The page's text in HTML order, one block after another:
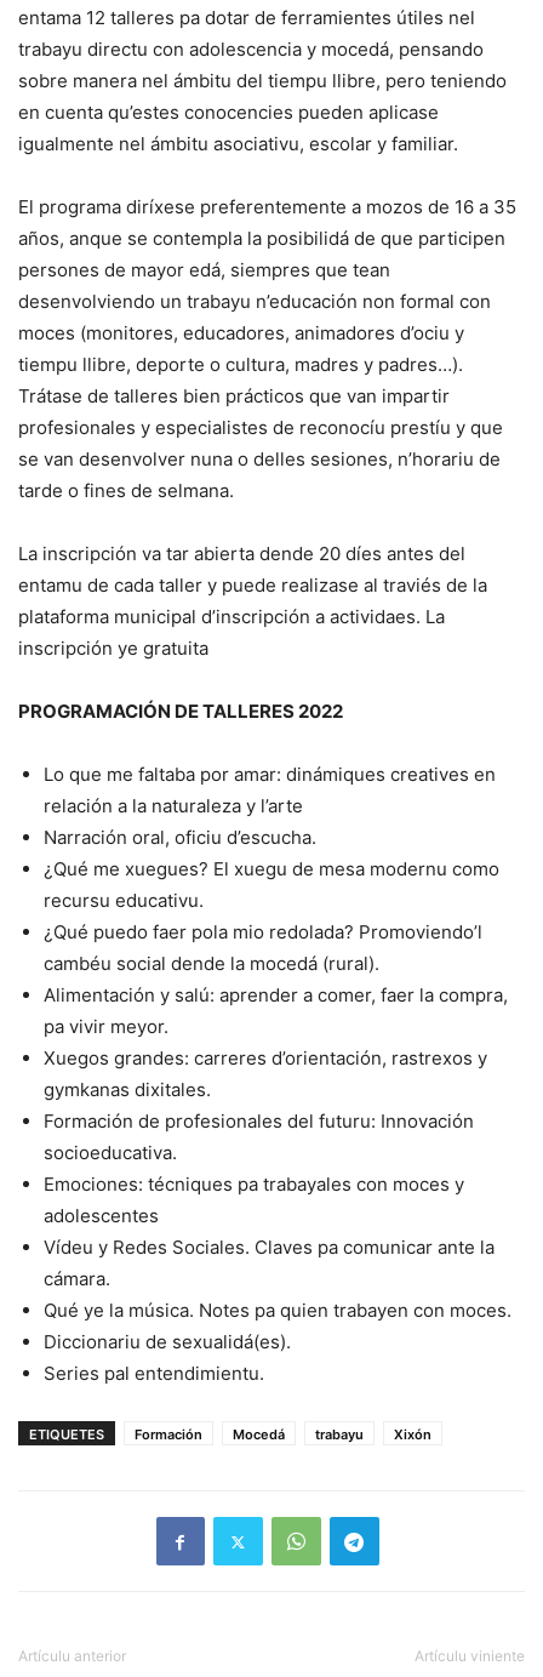
entama 12 talleres pa dotar de ferramientes útiles nel
trabayu directu con adolescencia y mocedá, pensando
sobre manera nel ámbitu del tiempu llibre, pero teniendo
en cuenta qu’estes conocencies pueden aplicase
igualmente nel ámbitu asociativu, escolar y familiar.
El programa diríxese preferentemente a mozos de 16 a 35
años, anque se contempla la posibilidá de que participen
persones de mayor edá, siempres que tean
desenvolviendo un trabayu n’educación non formal con
moces (monitores, educadores, animadores d’ociu y
tiempu llibre, deporte o cultura, madres y padres…).
Trátase de talleres bien prácticos que van impartir
profesionales y especialistes de reconocíu prestíu y que
se van desenvolver nuna o delles sesiones, n’horariu de
tarde o fines de selmana.
La inscripción va tar abierta dende 20 díes antes del
entamu de cada taller y puede realizase al traviés de la
plataforma municipal d’inscripción a actividaes. La
inscripción ye gratuita
PROGRAMACIÓN DE TALLERES 2022
Lo que me faltaba por amar: dinámiques creatives en
relación a la naturaleza y l’arte
Narración oral, oficiu d’escucha.
¿Qué me xuegues? El xuegu de mesa modernu como
recursu educativu.
¿Qué puedo faer pola mio redolada? Promoviendo’l
cambéu social dende la mocedá (rural).
Alimentación y salú: aprender a comer, faer la compra,
pa vivir meyor.
Xuegos grandes: carreres d’orientación, rastrexos y
gymkanas dixitales.
Formación de profesionales del futuru: Innovación
socioeducativa.
Emociones: técniques pa trabayales con moces y
adolescentes
Vídeu y Redes Sociales. Claves pa comunicar ante la
cámara.
Qué ye la música. Notes pa quien trabayen con moces.
Diccionariu de sexualidá(es).
Series pal entendimientu.
ETIQUETES Formación Mocedá trabayu Xixón
Artículu anterior Artículu viniente